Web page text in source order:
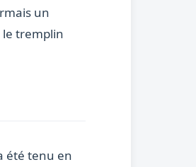
un
le tremplin
été tenu en